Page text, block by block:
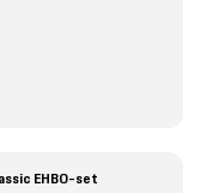
EHBO-set